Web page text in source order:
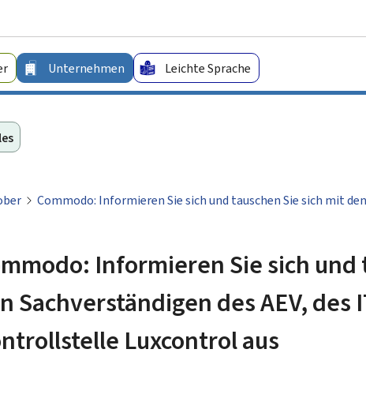
Unternehmen Leichte Sprache
Commodo: Informieren Sie sich und tauschen Sie sich mit
Informieren Sie sich und
Sachverständigen des AEV, des
Luxcontrol aus